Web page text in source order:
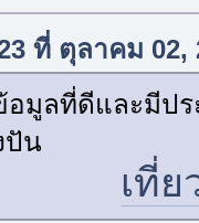
ที่ ตุลาคม 02,
มูลที่ดีและมีปร
น
เที่